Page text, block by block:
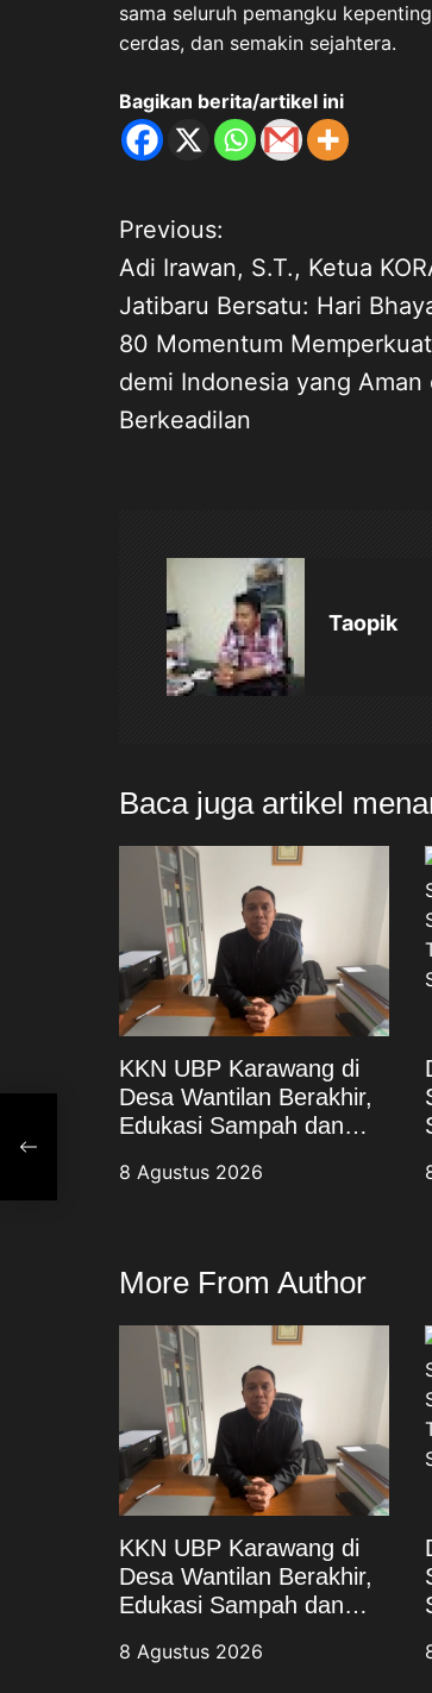
sama seluruh pemangku
cerdas, dan semakin sejahtera.
Bagikan berita/artikel ini
N
a
v
i
s
Previous:
Adi Irawan, S.T., Ketua
Jatibaru Bersatu: Hari
80 Momentum
demi Indonesia yang Aman
Berkeadilan
Taopik
Baca juga artikel
KKN UBP Karawang di
Desa Wantilan Berakhir,
Edukasi Sampah dan
Warisan Pengabdian
8 Agustus 2026
More From Author
KKN UBP Karawang di
Desa Wantilan Berakhir,
Edukasi Sampah dan
Warisan Pengabdian
8 Agustus 2026